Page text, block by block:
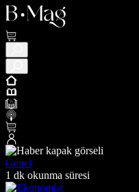
Genel
1 dk okunma süresi